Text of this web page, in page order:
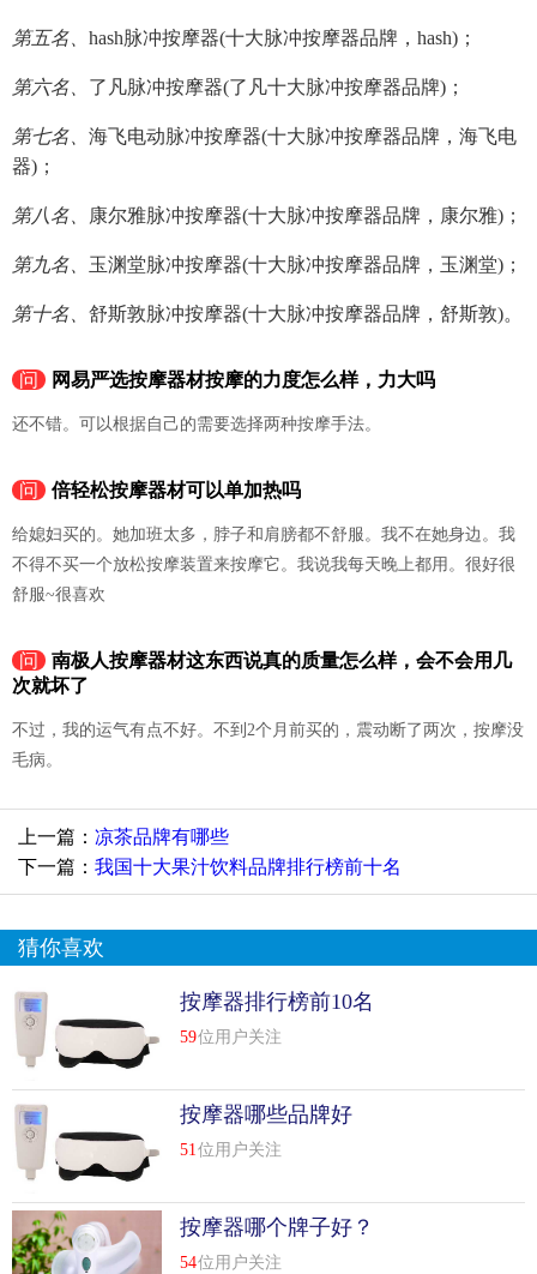
第五名、 hash脉冲按摩器(十大脉冲按摩器品牌，hash)；
第六名、 了凡脉冲按摩器(了凡十大脉冲按摩器品牌)；
第七名、 海飞电动脉冲按摩器(十大脉冲按摩器品牌，海飞电
器)；
第八名、 康尔雅脉冲按摩器(十大脉冲按摩器品牌，康尔雅)；
第九名、 玉渊堂脉冲按摩器(十大脉冲按摩器品牌，玉渊堂)；
第十名、 舒斯敦脉冲按摩器(十大脉冲按摩器品牌，舒斯敦)。
问 网易严选按摩器材按摩的力度怎么样，力大吗
还不错。可以根据自己的需要选择两种按摩手法。
问 倍轻松按摩器材可以单加热吗
给媳妇买的。她加班太多，脖子和肩膀都不舒服。我不在她身边。我
不得不买一个放松按摩装置来按摩它。我说我每天晚上都用。很好很
舒服~很喜欢
问
南极人按摩器材这东西说真的质量怎么样，会不会用几
次就坏了
不过，我的运气有点不好。不到2个月前买的，震动断了两次，按摩没
毛病。
上一篇： 凉茶品牌有哪些
下一篇： 我国十大果汁饮料品牌排行榜前十名
猜你喜欢
按摩器排行榜前10名
59位用户关注
按摩器哪些品牌好
51位用户关注
按摩器哪个牌子好？
54位用户关注